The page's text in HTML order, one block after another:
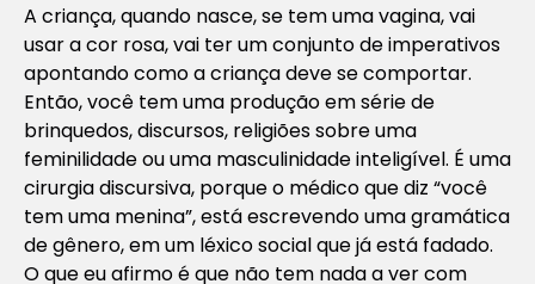
A criança, quando nasce, se tem uma vagina, vai
usar a cor rosa, vai ter um conjunto de imperativos
apontando como a criança deve se comportar.
Então, você tem uma produção em série de
brinquedos, discursos, religiões sobre uma
feminilidade ou uma masculinidade inteligível. É uma
cirurgia discursiva, porque o médico que diz “você
tem uma menina”, está escrevendo uma gramática
de gênero, em um léxico social que já está fadado.
O que eu afirmo é que não tem nada a ver com